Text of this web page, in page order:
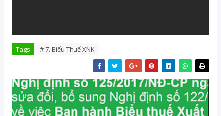
Tags # 7. Biểu Thuế XNK